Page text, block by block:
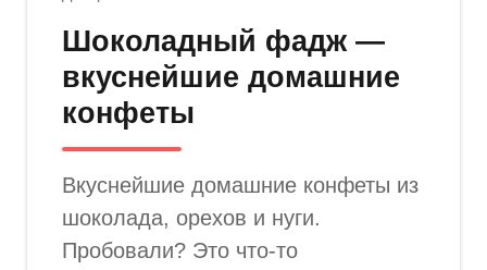
Шоколадный фадж —
вкуснейшие домашние
конфеты
Вкуснейшие домашние конфеты из
шоколада, орехов и нуги.
Пробовали? Это что-то